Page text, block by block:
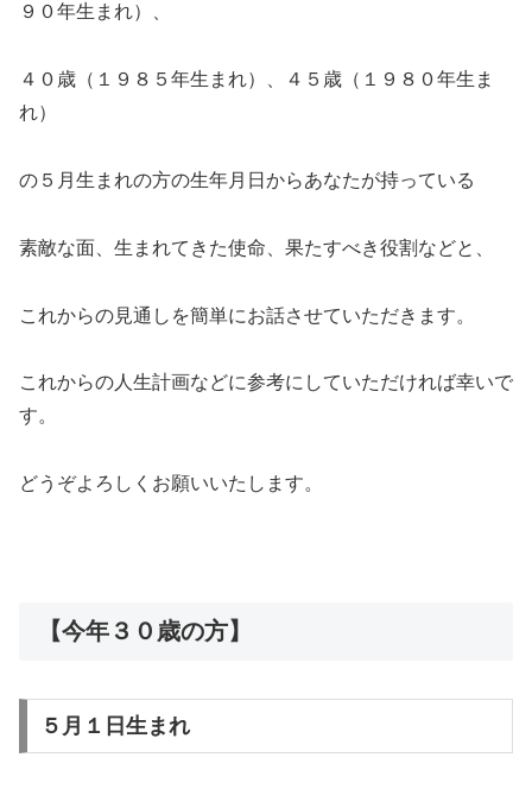
９０年生まれ）、
４０歳（１９８５年生まれ）、４５歳（１９８０年生ま
れ）
の５月生まれの方の生年月日からあなたが持っている
素敵な面、生まれてきた使命、果たすべき役割などと、
これからの見通しを簡単にお話させていただきます。
これからの人生計画などに参考にしていただければ幸いで
す。
どうぞよろしくお願いいたします。
【今年３０歳の方】
５月１日生まれ